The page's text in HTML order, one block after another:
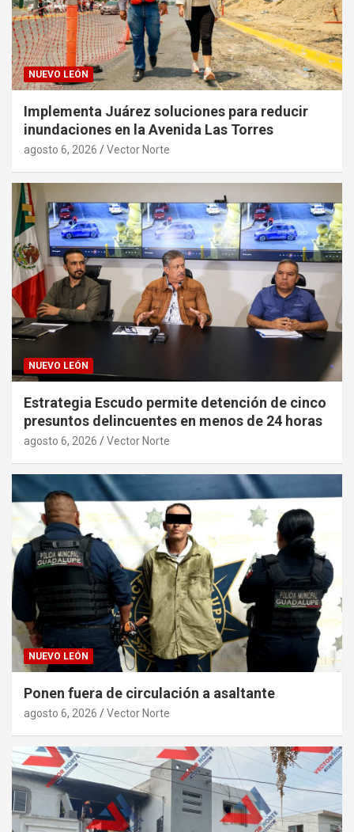
NUEVO LEÓN
Implementa Juárez soluciones para reducir
inundaciones en la Avenida Las Torres
agosto 6, 2026 Vector Norte
NUEVO LEÓN
Estrategia Escudo permite detención de cinco
presuntos delincuentes en menos de 24 horas
agosto 6, 2026 Vector Norte
NUEVO LEÓN
Ponen fuera de circulación a asaltante
agosto 6, 2026 Vector Norte